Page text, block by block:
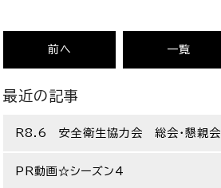
前へ 一覧
最近の記事
R8.6 安全衛生協力会 総会・懇親会
PR動画☆シーズン4